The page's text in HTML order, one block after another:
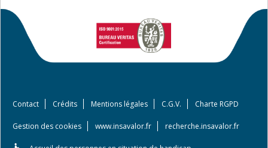
Contact Crédits Mentions légales C.G.V. Charte RGPD
Gestion des cookies www.insavalor.fr recherche.insavalor.fr